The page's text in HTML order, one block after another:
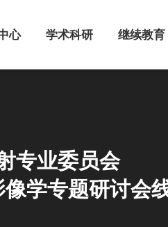
心 学术科研 继续教育
专业委员会
学专题研讨会